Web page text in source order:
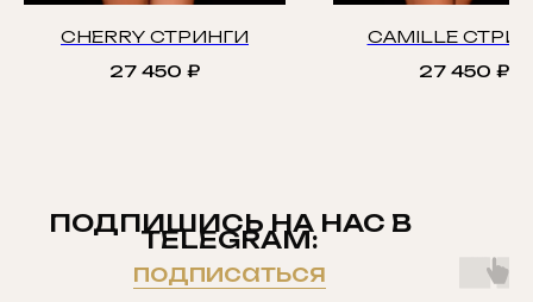
CHERRY СТРИНГИ
27 450 ₽
CAMILLE
27 450 ₽
ПОДПИШИСЬ НА НАС В
TELEGRAM:
подписаться